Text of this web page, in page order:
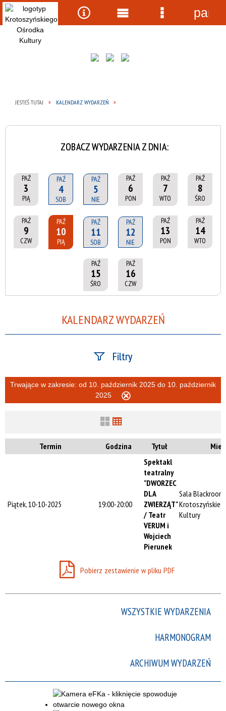
JESTEŚ TUTAJ KALENDARZ WYDARZEŃ
ZOBACZ WYDARZENIA Z DNIA:
PAŹ
3
PIĄ
PAŹ
4
SOB
PAŹ
5
NIE
PAŹ
6
PON
PAŹ
7
WTO
PAŹ
8
ŚRO
PAŹ
9
CZW
PAŹ
10
PIĄ
PAŹ
11
SOB
PAŹ
12
NIE
PAŹ
13
PON
PAŹ
14
WTO
PAŹ
15
ŚRO
PAŹ
16
CZW
KALENDARZ WYDARZEŃ
Filtry
Szukana fraza
Kategoria
Trwające w zakresie: od 10. październik 2025 do 10. październik
2025
filtr
Termin Godzina Tytuł
Piątek, 10-10-2025 19:00-20:00
Spektakl
teatralny
"DWORZEC
DLA
ZWIERZĄT"
/ Teatr
VERUM i
Wojciech
Pierunek
Sala Blackroom
Kultury
Pobierz zestawienie w pliku PDF
WSZYSTKIE WYDARZENIA
HARMONOGRAM
ARCHIWUM WYDARZEŃ
Wyszukiwarka
Narzędzia
Menu Menu
panel